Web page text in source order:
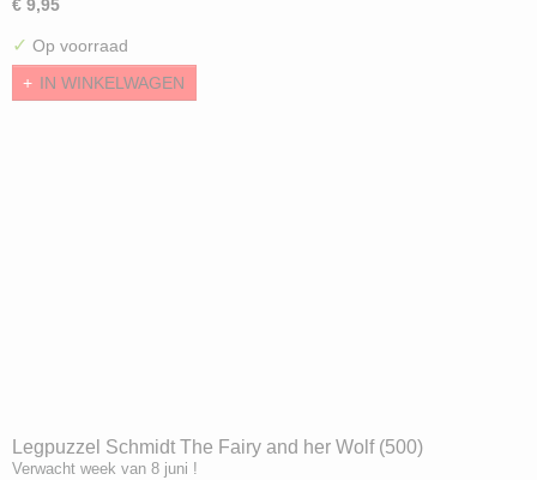
€ 9,95
✓ Op voorraad
IN WINKELWAGEN
Legpuzzel Schmidt The Fairy and her Wolf (500)
Verwacht week van 8 juni !